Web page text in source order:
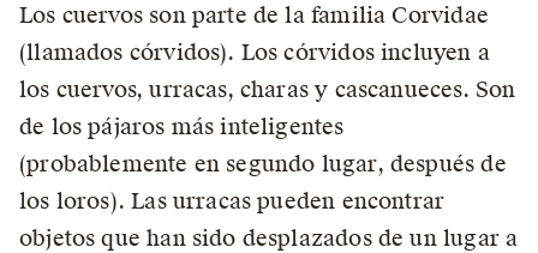
Los cuervos son parte de la familia Corvidae
(llamados córvidos). Los córvidos incluyen a
los cuervos, urracas, charas y cascanueces. Son
de los pájaros más inteligentes
(probablemente en segundo lugar, después de
los loros). Las urracas pueden encontrar
objetos que han sido desplazados de un lugar a